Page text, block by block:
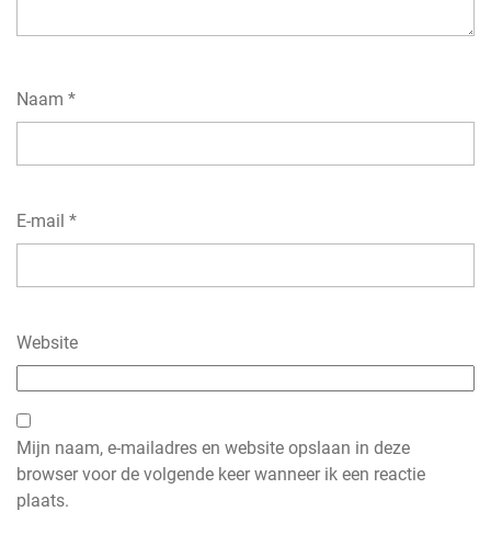
Naam *
E-mail *
Website
Mijn naam, e-mailadres en website opslaan in deze
browser voor de volgende keer wanneer ik een reactie
plaats.